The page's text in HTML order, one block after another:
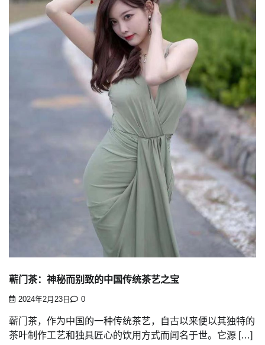
蕲门茶：神秘而别致的中国传统茶艺之宝
2024年2月23日 0
蕲门茶，作为中国的一种传统茶艺，自古以来便以其独特的
茶叶制作工艺和独具匠心的饮用方式而闻名于世。它源 […]